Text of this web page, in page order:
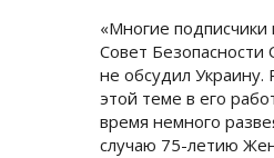
«Многие подписчики
Совет Безопасности
не обсудил Украину.
этой теме в его
время немного
случаю 75-летию